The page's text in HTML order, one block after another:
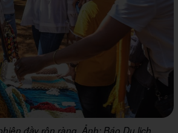
đầy rộn ràng. Ảnh: Báo Du lịch